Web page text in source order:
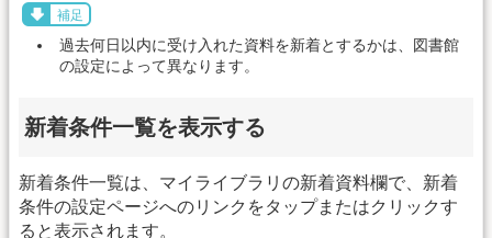
補足
過去何日以内に受け入れた資料を新着とするかは、図書館
の設定によって異なります。
新着条件一覧を表示する
新着条件一覧は、マイライブラリの新着資料欄で、新着
条件の設定ページへのリンクをタップまたはクリックす
ると表示されます。